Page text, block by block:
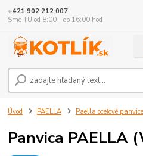
+421 902 212 007
Sme TU od 8:00 - do 16:00 hod
Úvod PAELLA Paella oceľové panvice
Panvica PAELLA